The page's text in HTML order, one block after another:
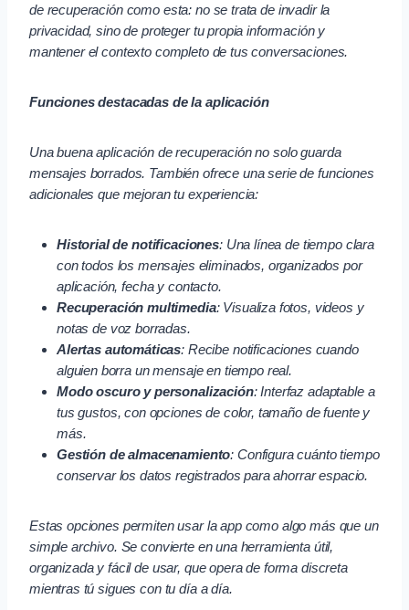
de recuperación como esta: no se trata de invadir la
privacidad, sino de proteger tu propia información y
mantener el contexto completo de tus conversaciones.
Funciones destacadas de la aplicación
Una buena aplicación de recuperación no solo guarda
mensajes borrados. También ofrece una serie de funciones
adicionales que mejoran tu experiencia:
Historial de notificaciones: Una línea de tiempo clara
con todos los mensajes eliminados, organizados por
aplicación, fecha y contacto.
Recuperación multimedia: Visualiza fotos, videos y
notas de voz borradas.
Alertas automáticas: Recibe notificaciones cuando
alguien borra un mensaje en tiempo real.
Modo oscuro y personalización: Interfaz adaptable a
tus gustos, con opciones de color, tamaño de fuente y
más.
Gestión de almacenamiento: Configura cuánto tiempo
conservar los datos registrados para ahorrar espacio.
Estas opciones permiten usar la app como algo más que un
simple archivo. Se convierte en una herramienta útil,
organizada y fácil de usar, que opera de forma discreta
mientras tú sigues con tu día a día.